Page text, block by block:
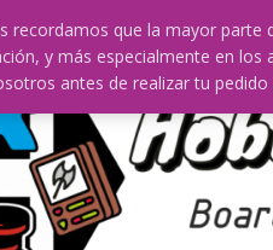
recordamos que la mayor
y más especialmente en
antes de realizar tu pedido
a 14:00